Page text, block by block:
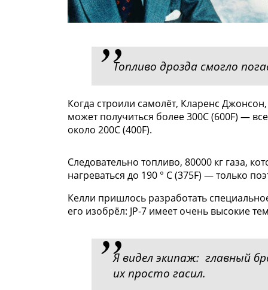
Топливо дрозда смогло
Когда строили самолёт, Кларенс
может получиться более 300C (600F) —
около 200C (400F).
Следовательно топливо, 80000 кг газа,
нагреваться до 190 ° C (375F) — только
Келли пришлось разработать
его изобрёл: JP-7 имеет очень высокие
Я видел экипаж: главный
их просто гасил.